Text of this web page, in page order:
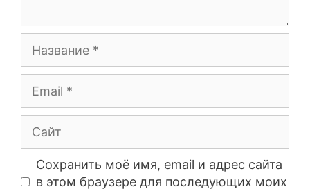
Сохранить моё имя, email и адрес сайта
в этом браузере для последующих моих